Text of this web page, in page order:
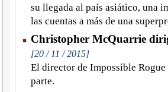
su llegada al país asiático, una
las cuentas a más de una
Christopher McQuarrie
[20 / 11 / 2015]
El director de Impossible
parte.